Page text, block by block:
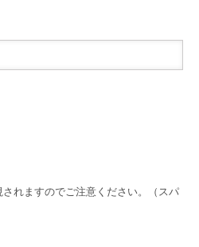
れますのでご注意ください。（スパ